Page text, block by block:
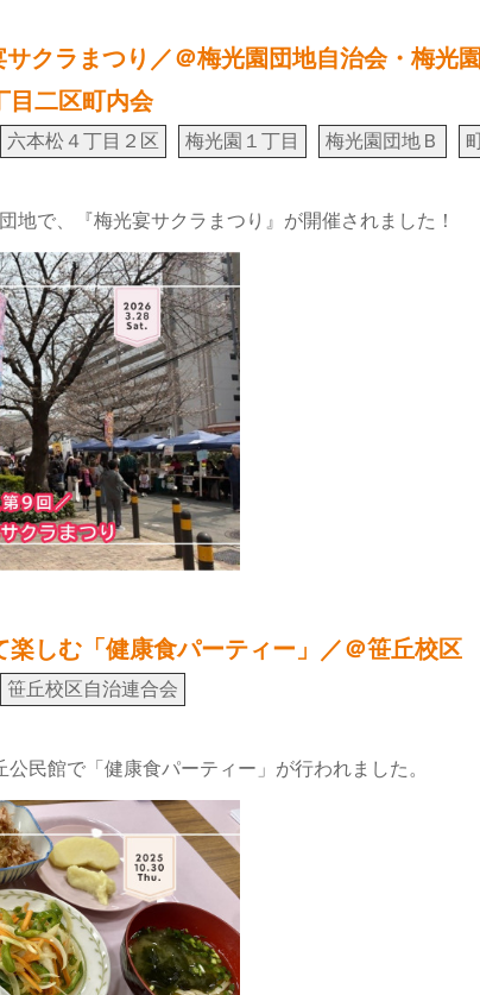
サクラまつり／＠梅光園団地自治会・梅光
目二区町内会
六本松４丁目２区 梅光園１丁目 梅光園団地Ｂ
地で、『梅光宴サクラまつり』が開催されました！
楽しむ「健康食パーティー」／＠笹丘校区
笹丘校区自治連合会
民館で「健康食パーティー」が行われました。